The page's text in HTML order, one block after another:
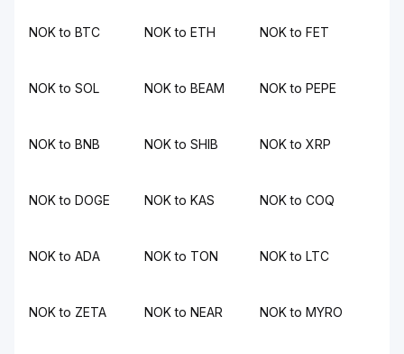
NOK to BTC NOK to ETH NOK to FET
NOK to SOL NOK to BEAM NOK to PEPE
NOK to BNB NOK to SHIB NOK to XRP
NOK to DOGE NOK to KAS NOK to COQ
NOK to ADA NOK to TON NOK to LTC
NOK to ZETA NOK to NEAR NOK to MYRO